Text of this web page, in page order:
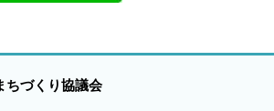
ちづくり協議会